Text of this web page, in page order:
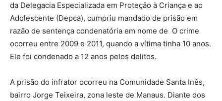
da Delegacia Especializada em Proteção à Criança e ao
Adolescente (Depca), cumpriu mandado de prisão em
razão de sentença condenatória em nome de O crime
ocorreu entre 2009 e 2011, quando a vítima tinha 10 anos.
Ele foi condenado a 12 anos pelos delitos.
A prisão do infrator ocorreu na Comunidade Santa Inês,
bairro Jorge Teixeira, zona leste de Manaus. Diante dos